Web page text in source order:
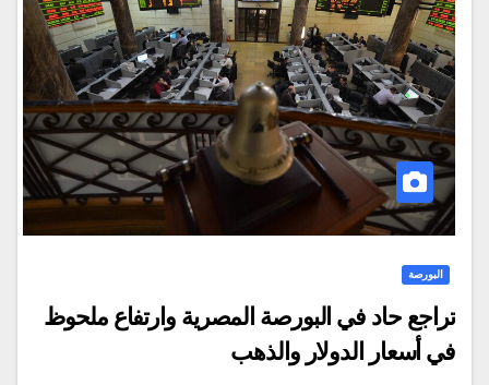
البورصة
تراجع حاد في البورصة المصرية وارتفاع ملحوظ
في أسعار الدولار والذهب